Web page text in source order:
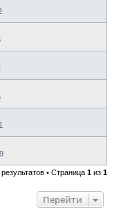
• Страница 1 из 1
Перейти